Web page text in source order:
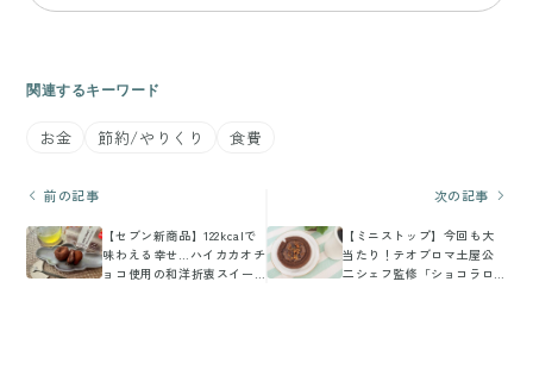
関連するキーワード
お金 節約/やりくり 食費
前の記事
【セブン新商品】122kcalで
味わえる幸せ…ハイカカオチ
ョコ使用の和洋折衷スイー
次の記事
【ミニストップ】今回も大
当たり！テオブロマ土屋公
二シェフ監修「ショコラロ